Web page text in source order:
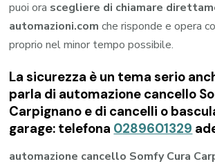
puoi ora scegliere di chiamare
automazioni.com che risponde e opera
proprio nel minor tempo possibile.
La sicurezza è un tema serio
parla di automazione cancello
Carpignano e di cancelli o
garage: telefona 0289601329
automazione cancello Somfy Cura